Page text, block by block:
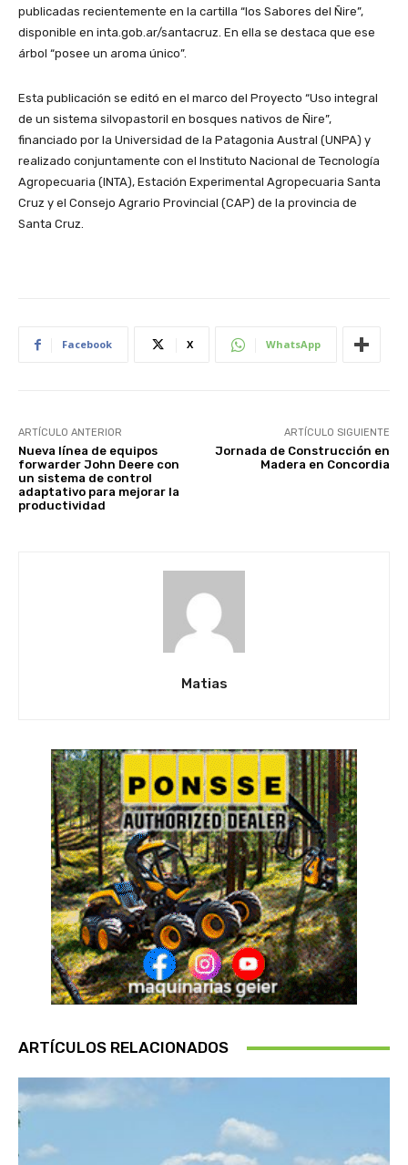
publicadas recientemente en la cartilla “los Sabores del Ñire”,
disponible en inta.gob.ar/santacruz. En ella se destaca que ese
árbol “posee un aroma único”.
Esta publicación se editó en el marco del Proyecto “Uso integral
de un sistema silvopastoril en bosques nativos de Ñire”,
financiado por la Universidad de la Patagonia Austral (UNPA) y
realizado conjuntamente con el Instituto Nacional de Tecnología
Agropecuaria (INTA), Estación Experimental Agropecuaria Santa
Cruz y el Consejo Agrario Provincial (CAP) de la provincia de
Santa Cruz.
Facebook X WhatsApp
ARTÍCULO ANTERIOR
Nueva línea de equipos
forwarder John Deere con
un sistema de control
adaptativo para mejorar la
productividad
ARTÍCULO SIGUIENTE
Jornada de Construcción en
Madera en Concordia
Matias
ARTÍCULOS RELACIONADOS